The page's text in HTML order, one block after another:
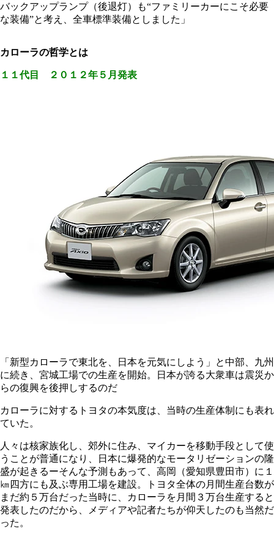
バックアップランプ（後退灯）も“ファミリーカーにこそ必要
な装備”と考え、全車標準装備としました」
カローラの哲学とは
１１代目 ２０１２年５月発表
「新型カローラで東北を、日本を元気にしよう」と中部、九州
に続き、宮城工場での生産を開始。日本が誇る大衆車は震災か
らの復興を後押しするのだ
カローラに対するトヨタの本気度は、当時の生産体制にも表れ
ていた。
人々は核家族化し、郊外に住み、マイカーを移動手段として使
うことが普通になり、日本に爆発的なモータリゼーションの隆
盛が起きるーそんな予測もあって、高岡（愛知県豊田市）に１
㎞四方にも及ぶ専用工場を建設。トヨタ全体の月間生産台数が
まだ約５万台だった当時に、カローラを月間３万台生産すると
発表したのだから、メディアや記者たちが仰天したのも当然だ
った。